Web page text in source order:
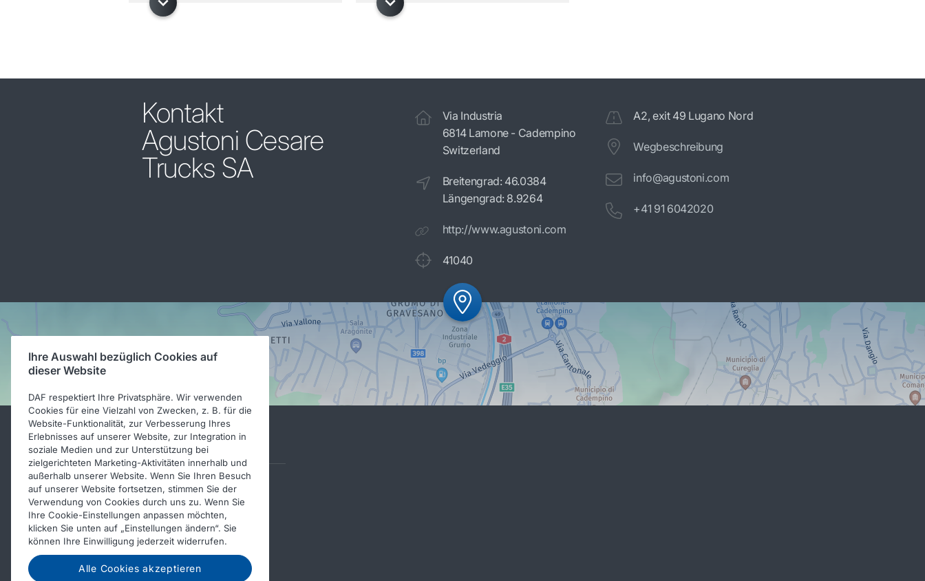
Kontakt
Agustoni Cesare
Trucks SA
Via Industria
6814 Lamone - Cadempino
Switzerland
Breitengrad: 46.0384
Längengrad: 8.9264
http://www.agustoni.com
41040
A2, exit 49 Lugano Nord
Wegbeschreibung
info@agustoni.com
+41 91 6042020
Weitere DAF-Websites
PACCAR Power Solutions
DAF-
Aufbauherstellerinformationen
DAF-Gebrauchtfahrzeuge
DAF Merchandising store
Ihre Auswahl bezüglich Cookies auf
dieser Website
DAF respektiert Ihre Privatsphäre. Wir verwenden
Cookies für eine Vielzahl von Zwecken, z. B. für die
Website-Funktionalität, zur Verbesserung Ihres
Erlebnisses auf unserer Website, zur Integration in
soziale Medien und zur Unterstützung bei
zielgerichteten Marketing-Aktivitäten innerhalb und
außerhalb unserer Website. Wenn Sie Ihren Besuch
auf unserer Website fortsetzen, stimmen Sie der
Verwendung von Cookies durch uns zu. Wenn Sie
Ihre Cookie-Einstellungen anpassen möchten,
klicken Sie unten auf „Einstellungen ändern“. Sie
können Ihre Einwilligung jederzeit widerrufen.
Alle Cookies akzeptieren